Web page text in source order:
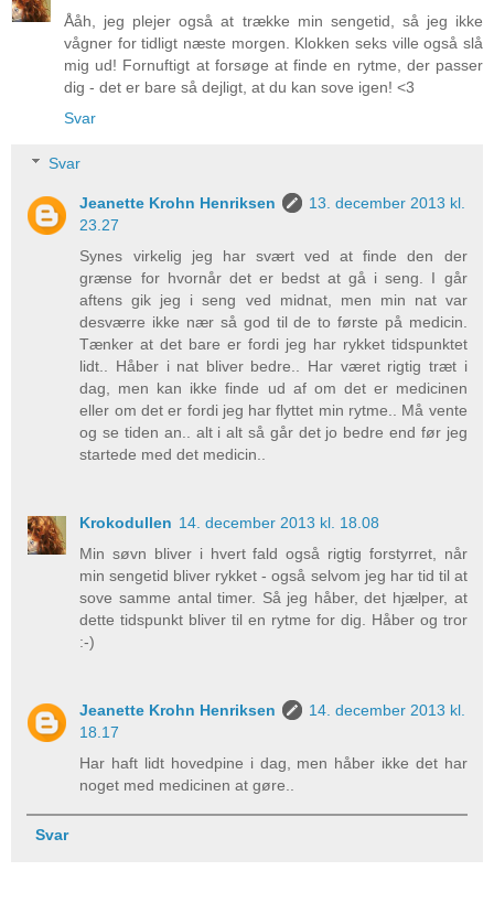
Ååh, jeg plejer også at trække min sengetid, så jeg ikke
vågner for tidligt næste morgen. Klokken seks ville også slå
mig ud! Fornuftigt at forsøge at finde en rytme, der passer
dig - det er bare så dejligt, at du kan sove igen! <3
Svar
Svar
Jeanette Krohn Henriksen
13. december 2013 kl.
23.27
Synes virkelig jeg har svært ved at finde den der
grænse for hvornår det er bedst at gå i seng. I går
aftens gik jeg i seng ved midnat, men min nat var
desværre ikke nær så god til de to første på medicin.
Tænker at det bare er fordi jeg har rykket tidspunktet
lidt.. Håber i nat bliver bedre.. Har været rigtig træt i
dag, men kan ikke finde ud af om det er medicinen
eller om det er fordi jeg har flyttet min rytme.. Må vente
og se tiden an.. alt i alt så går det jo bedre end før jeg
startede med det medicin..
Krokodullen 14. december 2013 kl. 18.08
Min søvn bliver i hvert fald også rigtig forstyrret, når
min sengetid bliver rykket - også selvom jeg har tid til at
sove samme antal timer. Så jeg håber, det hjælper, at
dette tidspunkt bliver til en rytme for dig. Håber og tror
:-)
Jeanette Krohn Henriksen
14. december 2013 kl.
18.17
Har haft lidt hovedpine i dag, men håber ikke det har
noget med medicinen at gøre..
Svar